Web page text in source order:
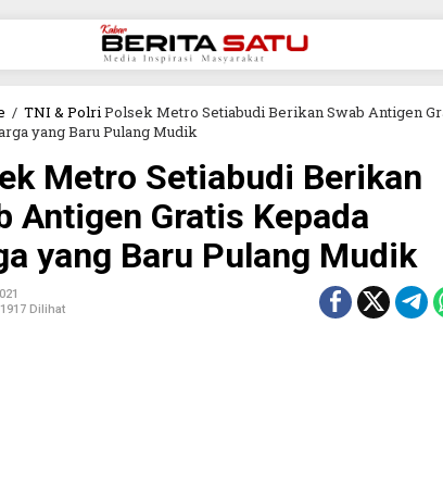
/ TNI & PolriPolsek Metro Setiabudi Berikan Swab Antigen
yang Baru Pulang Mudik
Metro Setiabudi Berikan
Antigen Gratis Kepada
yang Baru Pulang Mudik
1917 Dilihat